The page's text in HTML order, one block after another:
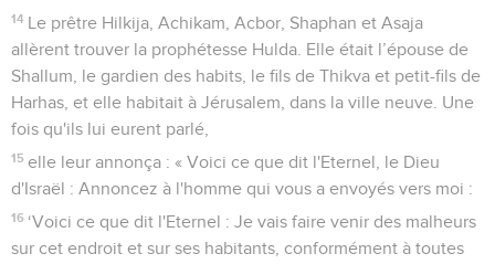
14 Le prêtre Hilkija, Achikam, Acbor, Shaphan et Asaja
allèrent trouver la prophétesse Hulda. Elle était l’épouse de
Shallum, le gardien des habits, le fils de Thikva et petit-fils de
Harhas, et elle habitait à Jérusalem, dans la ville neuve. Une
fois qu'ils lui eurent parlé,
15 elle leur annonça : « Voici ce que dit l'Eternel, le Dieu
d'Israël : Annoncez à l'homme qui vous a envoyés vers moi :
16 ‘Voici ce que dit l'Eternel : Je vais faire venir des malheurs
sur cet endroit et sur ses habitants, conformément à toutes